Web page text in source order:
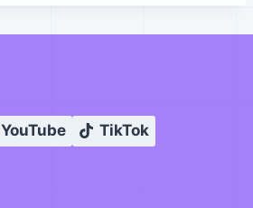
YouTube TikTok